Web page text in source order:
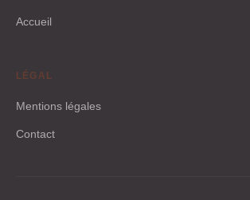
Accueil
LÉGAL
Mentions légales
Contact